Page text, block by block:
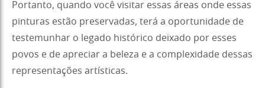
Portanto, quando você visitar essas áreas onde essas
pinturas estão preservadas, terá a oportunidade de
testemunhar o legado histórico deixado por esses
povos e de apreciar a beleza e a complexidade dessas
representações artísticas.